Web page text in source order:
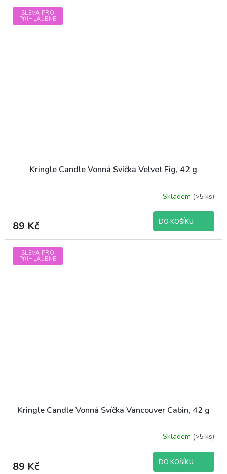
SLEVA PRO
PŘIHLÁŠENÉ
Kringle Candle Vonná Svíčka Velvet Fig, 42 g
Skladem (>5 ks)
89 Kč DO KOŠÍKU
SLEVA PRO
PŘIHLÁŠENÉ
Kringle Candle Vonná Svíčka Vancouver Cabin, 42 g
Skladem (>5 ks)
89 Kč DO KOŠÍKU